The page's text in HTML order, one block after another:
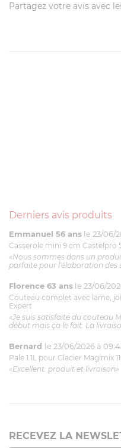
Partagez votre avis avec
Derniers avis produits
Emmanuel 56 ans le 23/06/
Casserole mini 9 cm Castelpro
«Nous sommes dans un
parfaite pour l'élaboration des
Florence 63 ans le 23/06/
Couteau complet avec lame,
Expert
«Je suis satisfaite du couteau
début mais ça le fait. La
Bernard le 23/06/2026 à
Pale 1.1L pour Glacier Magimix
«Excellent: produit et livraison»
RECEVEZ LA